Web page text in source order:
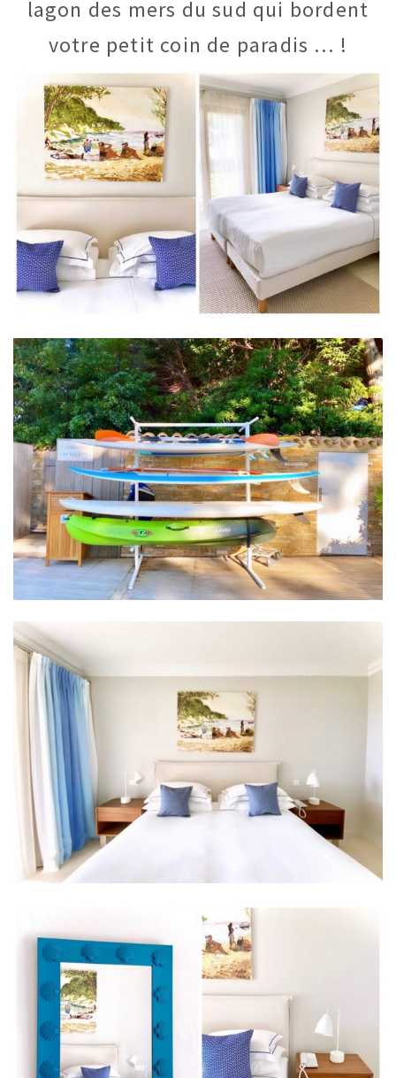
lagon des mers du sud qui bordent
votre petit coin de paradis … !